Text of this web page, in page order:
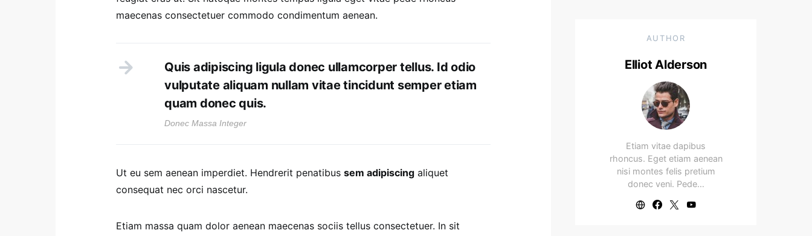
maecenas consectetuer commodo condimentum aenean.
Quis adipiscing ligula donec ullamcorper tellus. Id odio
vulputate aliquam nullam vitae tincidunt semper etiam
quam donec quis.
Donec Massa Integer
Ut eu sem aenean imperdiet. Hendrerit penatibus sem adipiscing aliquet
consequat nec orci nascetur.
Etiam massa quam dolor aenean maecenas sociis tellus consectetuer. In sit
AUTHOR
Elliot Alderson
Etiam vitae dapibus
rhoncus. Eget etiam aenean
nisi montes felis pretium
donec veni. Pede…